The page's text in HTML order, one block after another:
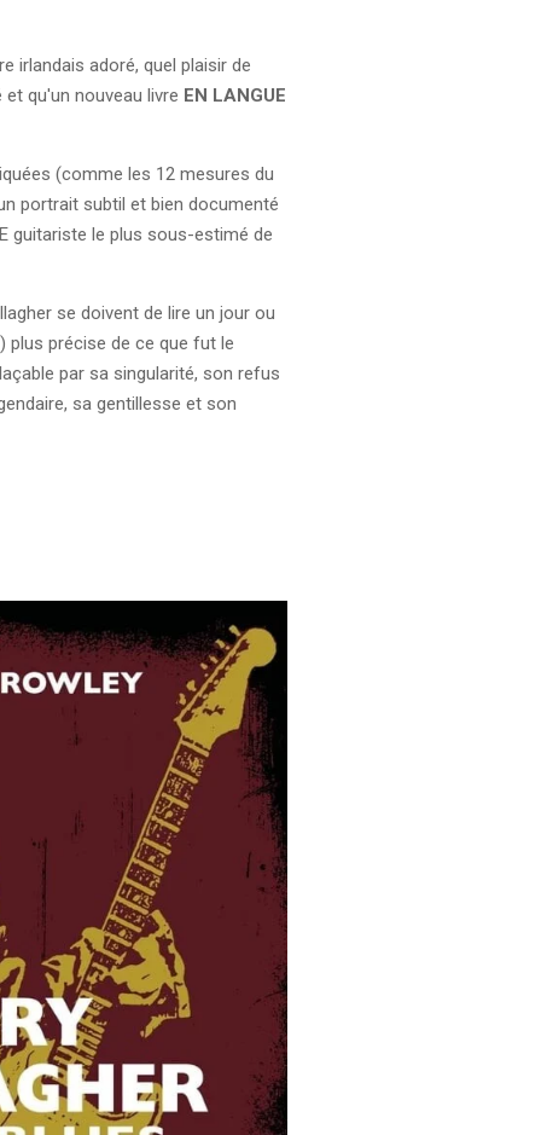
irlandais adoré, quel plaisir de
qu'un nouveau livre EN LANGUE
(comme les 12 mesures du
portrait subtil et bien documenté
guitariste le plus sous-estimé de
se doivent de lire un jour ou
plus précise de ce que fut le
par sa singularité, son refus
sa gentillesse et son